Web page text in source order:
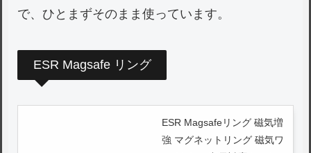
で、ひとまずそのまま使っています。
ESR Magsafe リング
ESR Magsafeリング 磁気増
強 マグネットリング 磁気ワ